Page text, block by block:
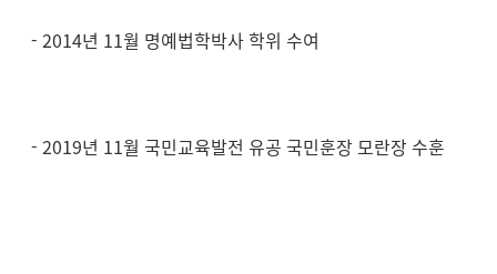
- 2014년 11월 명예법학박사 학위 수여
- 2019년 11월 국민교육발전 유공 국민훈장 모란장 수훈